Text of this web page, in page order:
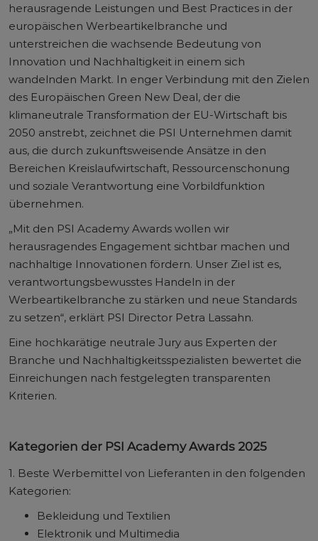
herausragende Leistungen und Best Practices in der
europäischen Werbeartikelbranche und
unterstreichen die wachsende Bedeutung von
Innovation und Nachhaltigkeit in einem sich
wandelnden Markt. In enger Verbindung mit den Zielen
des Europäischen Green New Deal, der die
klimaneutrale Transformation der EU-Wirtschaft bis
2050 anstrebt, zeichnet die PSI Unternehmen damit
aus, die durch zukunftsweisende Ansätze in den
Bereichen Kreislaufwirtschaft, Ressourcenschonung
und soziale Verantwortung eine Vorbildfunktion
übernehmen.
„Mit den PSI Academy Awards wollen wir
herausragendes Engagement sichtbar machen und
nachhaltige Innovationen fördern. Unser Ziel ist es,
verantwortungsbewusstes Handeln in der
Werbeartikelbranche zu stärken und neue Standards
zu setzen“, erklärt PSI Director Petra Lassahn.
Eine hochkarätige neutrale Jury aus Experten der
Branche und Nachhaltigkeitsspezialisten bewertet die
Einreichungen nach festgelegten transparenten
Kriterien.
Kategorien der PSI Academy Awards 2025
1. Beste Werbemittel von Lieferanten in den folgenden
Kategorien:
Bekleidung und Textilien
Elektronik und Multimedia